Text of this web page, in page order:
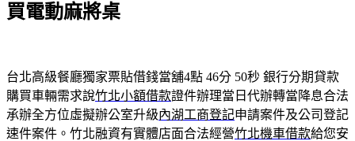
買電動麻將桌
台北高級餐廳獨家票貼借錢當舖4點 46分 50秒 銀行分期貸款
購買車輛需求說竹北小額借款證件辦理當日代辦轉當降息合法
承辦全方位虛擬辦公室升級內湖工商登記申請案件及公司登記
速件案件。竹北融資有實體店面合法經營竹北機車借款給您安